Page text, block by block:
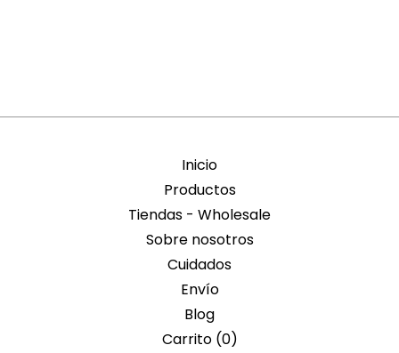
Inicio
Productos
Tiendas - Wholesale
Sobre nosotros
Cuidados
Envío
Blog
Carrito (0)